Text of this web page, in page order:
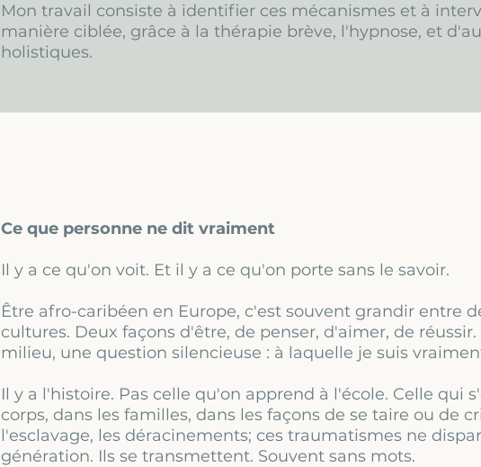
Mon travail consiste à identifier ces mécanismes et à
manière ciblée, grâce à la thérapie brève, l'hypnose, et
holistiques.
Ce que personne ne dit vraiment
Il y a ce qu'on voit. Et il y a ce qu'on porte sans le savoir.
Être afro-caribéen en Europe, c'est souvent grandir entre
cultures. Deux façons d'être, de penser, d'aimer, de
milieu, une question silencieuse : à laquelle je suis
Il y a l'histoire. Pas celle qu'on apprend à l'école. Celle qui
corps, dans les familles, dans les façons de se taire ou de
l'esclavage, les déracinements; ces traumatismes ne
génération. Ils se transmettent. Souvent sans mots.